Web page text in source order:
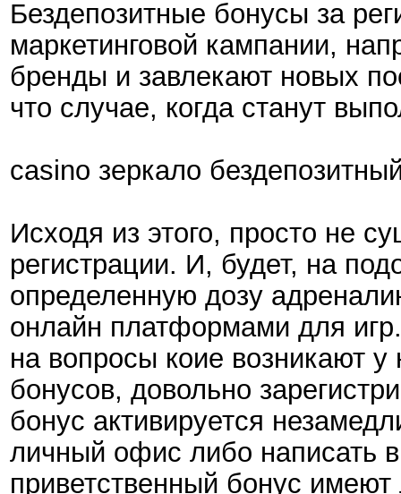
Бездепозитные бонусы за
маркетинговой кампании,
бренды и завлекают новых
что случае, когда станут
casino зеркало
Исходя из этого, просто не
регистрации. И, будет, на
определенную дозу
онлайн платформами для
на вопросы коие возникают
бонусов, довольно
бонус активируется
личный офис либо написать
приветственный бонус